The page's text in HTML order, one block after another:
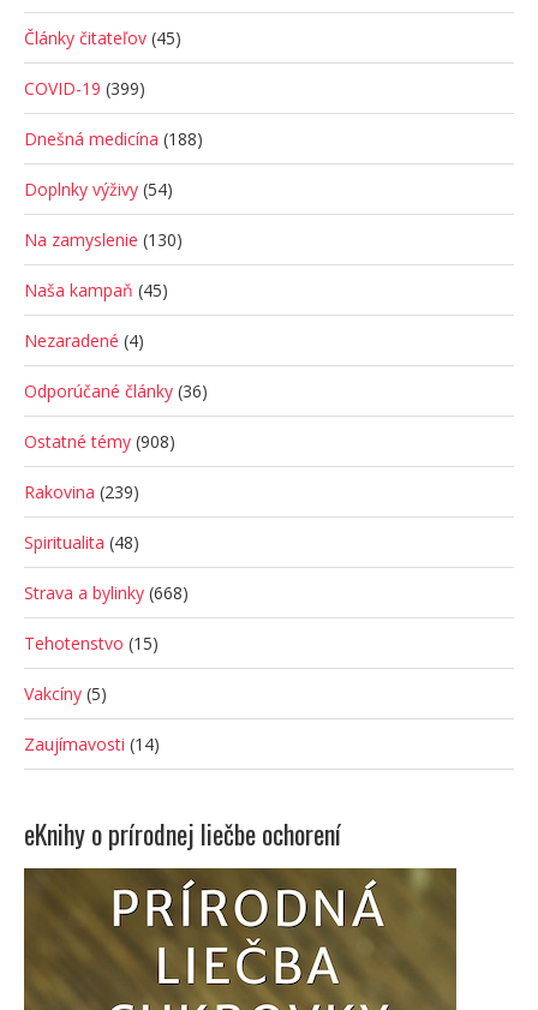
Články čitateľov (45)
COVID-19 (399)
Dnešná medicína (188)
Doplnky výživy (54)
Na zamyslenie (130)
Naša kampaň (45)
Nezaradené (4)
Odporúčané články (36)
Ostatné témy (908)
Rakovina (239)
Spiritualita (48)
Strava a bylinky (668)
Tehotenstvo (15)
Vakcíny (5)
Zaujímavosti (14)
eKnihy o prírodnej liečbe ochorení